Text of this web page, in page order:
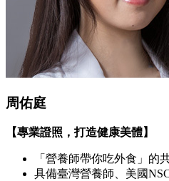
周佑庭
【專業證照，打造健康美體】
「營養師帶你吃外食」的
具備臺灣營養師、美國